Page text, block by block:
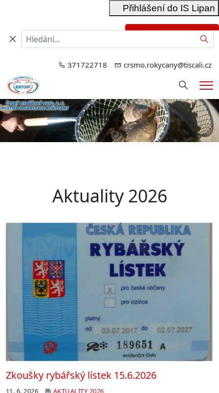
Přihlášení do IS Lipan
Přihlášení do RIS
371722718 crsmo.rokycany@tiscali.cz
Hledání
Aktuality 2026
Zkoušky rybářský lístek 15.6.2026
11. 6. 2026 AKTUALITY 2026